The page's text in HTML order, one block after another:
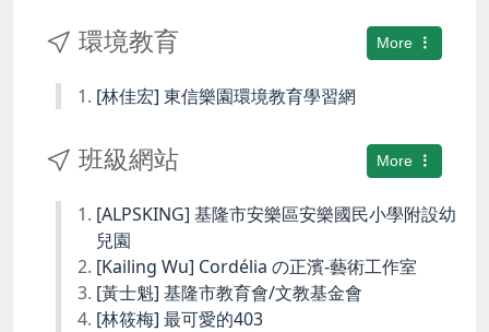
More
環境教育
[林佳宏] 東信樂園環境教育學習網
More
班級網站
[ALPSKING] 基隆市安樂區安樂國民小學附設幼
兒園
[Kailing Wu] Cordélia の正濱-藝術工作室
[黃士魁] 基隆市教育會/文教基金會
[林筱梅] 最可愛的403